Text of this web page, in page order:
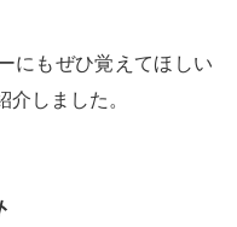
にもぜひ覚えてほしい
介しました。